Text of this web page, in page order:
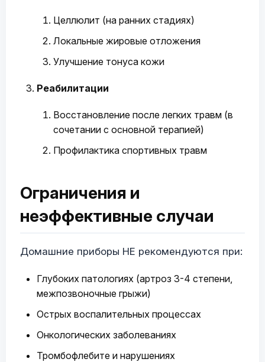
Целлюлит (на ранних стадиях)
Локальные жировые отложения
Улучшение тонуса кожи
Реабилитации
Восстановление после легких травм (в
сочетании с основной терапией)
Профилактика спортивных травм
Ограничения и
неэффективные случаи
Домашние приборы НЕ рекомендуются при:
Глубоких патологиях (артроз 3-4 степени,
межпозвоночные грыжи)
Острых воспалительных процессах
Онкологических заболеваниях
Тромбофлебите и нарушениях